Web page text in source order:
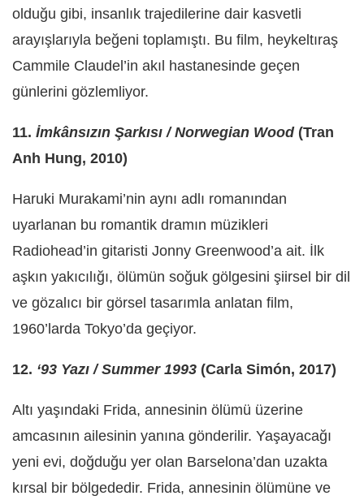
olduğu gibi, insanlık trajedilerine dair kasvetli
arayışlarıyla beğeni toplamıştı. Bu film, heykeltıraş
Cammile Claudel’in akıl hastanesinde geçen
günlerini gözlemliyor.
11. İmkânsızın Şarkısı / Norwegian Wood(Tran
Anh Hung, 2010)
Haruki Murakami’nin aynı adlı romanından
uyarlanan bu romantik dramın müzikleri
Radiohead’in gitaristi Jonny Greenwood’a ait. İlk
aşkın yakıcılığı, ölümün soğuk gölgesini şiirsel bir dil
ve gözalıcı bir görsel tasarımla anlatan film,
1960’larda Tokyo’da geçiyor.
12. ‘93 Yazı / Summer 1993 (Carla Simón, 2017)
Altı yaşındaki Frida, annesinin ölümü üzerine
amcasının ailesinin yanına gönderilir. Yaşayacağı
yeni evi, doğduğu yer olan Barselona’dan uzakta
kırsal bir bölgededir. Frida, annesinin ölümüne ve